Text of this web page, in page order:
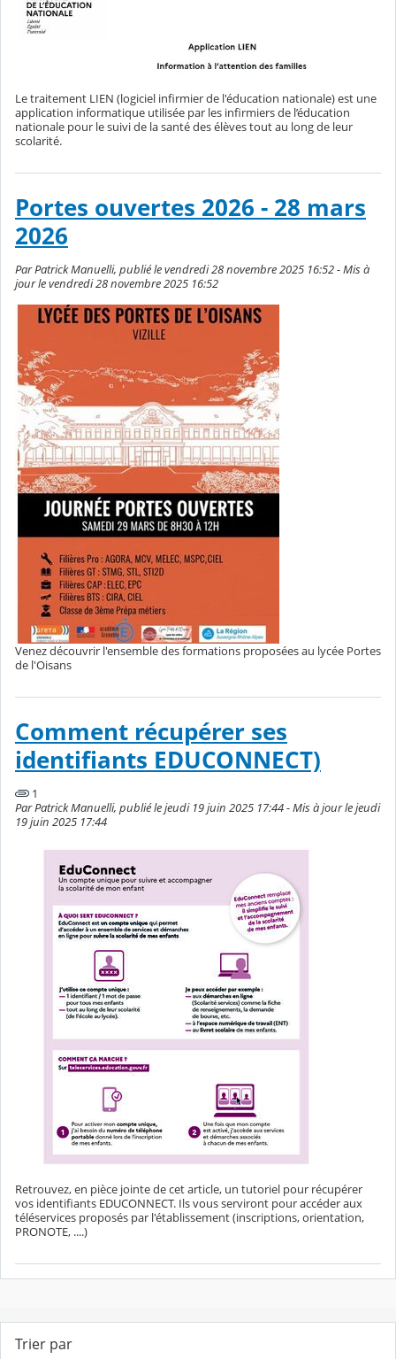
Le traitement LIEN (logiciel infirmier de l'éducation nationale) est une
application informatique utilisée par les infirmiers de l’éducation
nationale pour le suivi de la santé des élèves tout au long de leur
scolarité.
Portes ouvertes 2026 - 28 mars
2026
Par Patrick Manuelli, publié le vendredi 28 novembre 2025 16:52 - Mis à
jour le vendredi 28 novembre 2025 16:52
Venez découvrir l'ensemble des formations proposées au lycée Portes
de l'Oisans
Comment récupérer ses
identifiants EDUCONNECT)
1
Par Patrick Manuelli, publié le jeudi 19 juin 2025 17:44 - Mis à jour le jeudi
19 juin 2025 17:44
Retrouvez, en pièce jointe de cet article, un tutoriel pour récupérer
vos identifiants EDUCONNECT. Ils vous serviront pour accéder aux
téléservices proposés par l'établissement (inscriptions, orientation,
PRONOTE, ....)
Trier par